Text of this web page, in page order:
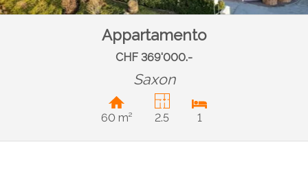
Appartamento
CHF 369'000.-
Saxon
60 m² 2.5 1